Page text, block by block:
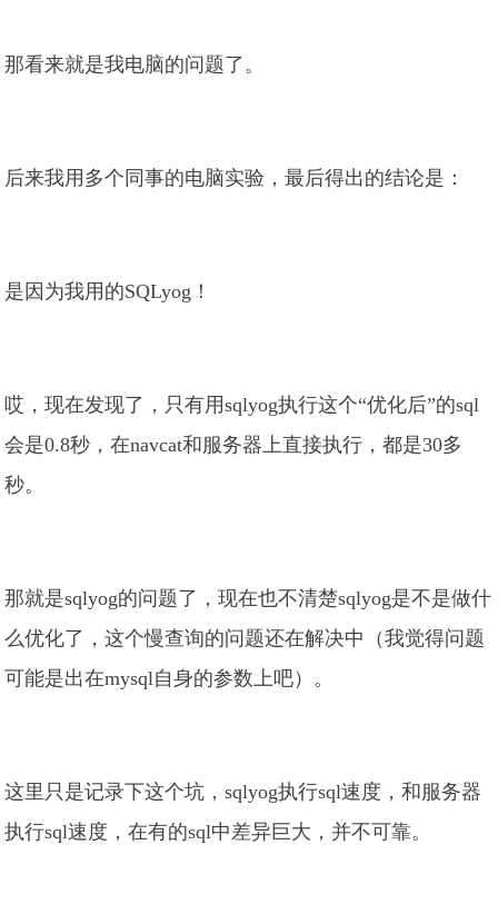
那看来就是我电脑的问题了。
后来我用多个同事的电脑实验，最后得出的结论是：
是因为我用的SQLyog！
哎，现在发现了，只有用sqlyog执行这个“优化后”的sql
会是0.8秒，在navcat和服务器上直接执行，都是30多
秒。
那就是sqlyog的问题了，现在也不清楚sqlyog是不是做什
么优化了，这个慢查询的问题还在解决中（我觉得问题
可能是出在mysql自身的参数上吧）。
这里只是记录下这个坑，sqlyog执行sql速度，和服务器
执行sql速度，在有的sql中差异巨大，并不可靠。